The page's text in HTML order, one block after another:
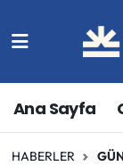
Ana Sayfa
HABERLER